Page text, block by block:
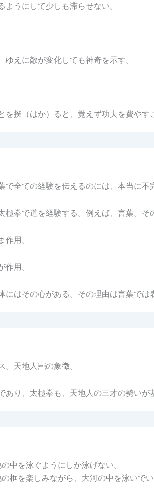
うにして少しも滞らせない。
えに敵が変化しても神奇を示す。
を揆（はか）ると、覚えず功夫を費や
全ての経験を伝えるのには、本当に不
拳で道を経験する。例えば、言葉。そ
用。
用。
にはその心がある。その理由は言葉では
。天地人￼の象徴。
あり、太極拳も、天地人の三才の勢いが
中を泳ぐようにしか泳げない。
框を楽しみながら、大河の中を泳いで